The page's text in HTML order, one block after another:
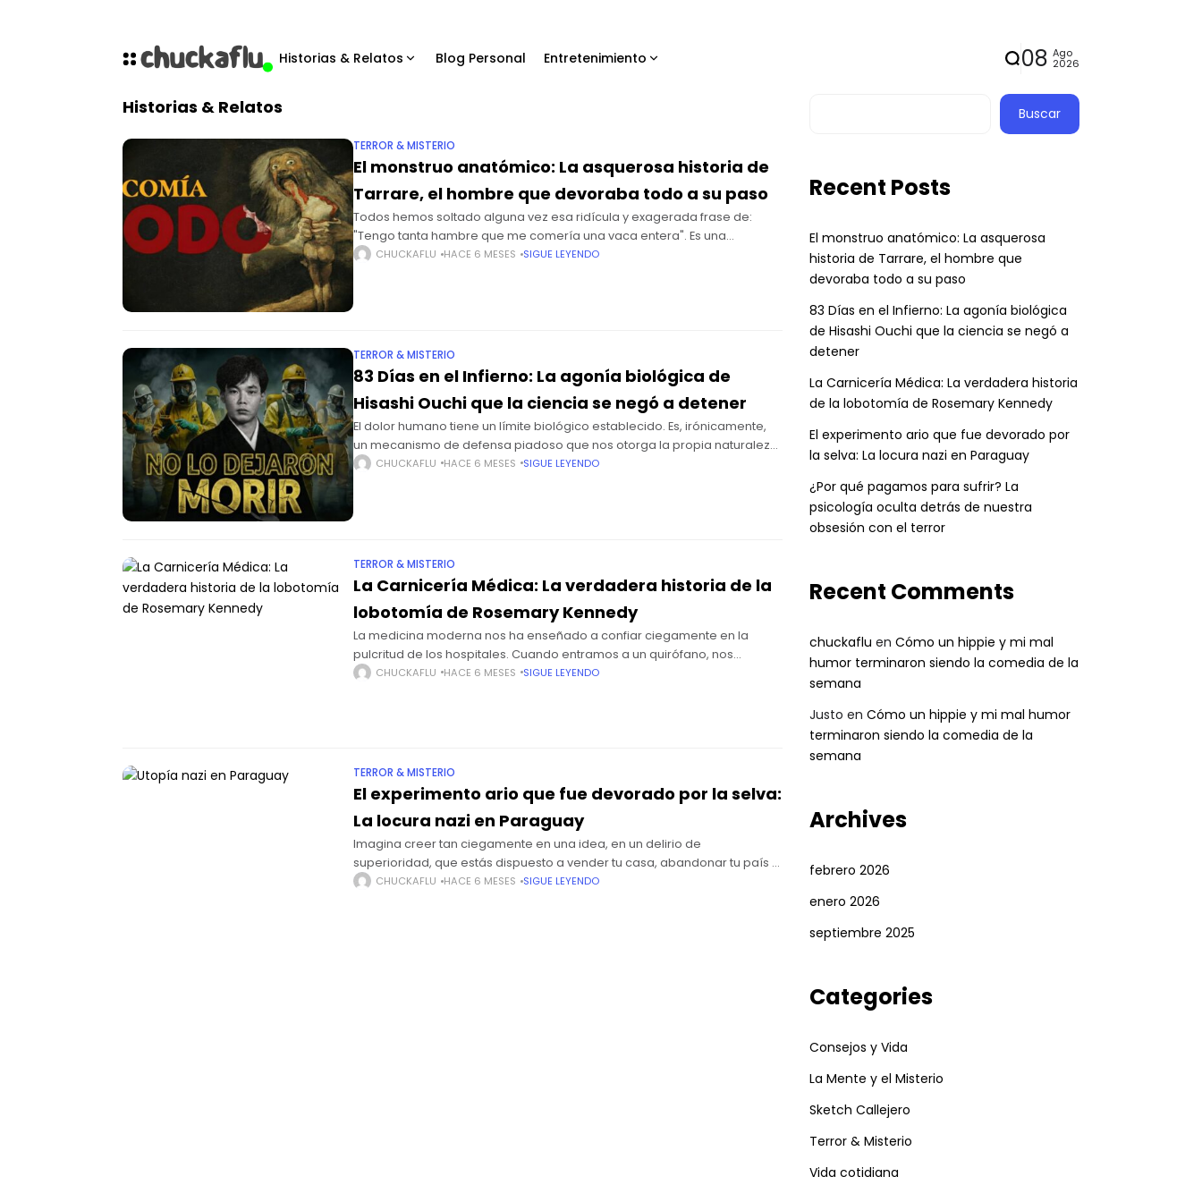
Historias & Relatos Blog Personal Entretenimiento 08 Ago
2026
Historias & Relatos
TERROR & MISTERIO
El monstruo anatómico: La asquerosa historia de
Tarrare, el hombre que devoraba todo a su paso
Todos hemos soltado alguna vez esa ridícula y exagerada frase de:
"Tengo tanta hambre que me comería una vaca entera". Es una
metáfora inofensiva que usamos cuando el almuerzo se
CHUCKAFLU HACE 6 MESES SIGUE LEYENDO
TERROR & MISTERIO
83 Días en el Infierno: La agonía biológica de
Hisashi Ouchi que la ciencia se negó a detener
El dolor humano tiene un límite biológico establecido. Es, irónicamente,
un mecanismo de defensa piadoso que nos otorga la propia naturaleza.
Cuando el sufrimiento físico se vuelve demasiado intenso, inmanejable
CHUCKAFLU HACE 6 MESES SIGUE LEYENDO
TERROR & MISTERIO
La Carnicería Médica: La verdadera historia de la
lobotomía de Rosemary Kennedy
La medicina moderna nos ha enseñado a confiar ciegamente en la
pulcritud de los hospitales. Cuando entramos a un quirófano, nos
tranquiliza el brillo del acero quirúrgico esterilizado, el pitido
CHUCKAFLU HACE 6 MESES SIGUE LEYENDO
TERROR & MISTERIO
El experimento ario que fue devorado por la selva:
La locura nazi en Paraguay
Imagina creer tan ciegamente en una idea, en un delirio de
superioridad, que estás dispuesto a vender tu casa, abandonar tu país y
arrastrar a tu familia al fin del
CHUCKAFLU HACE 6 MESES SIGUE LEYENDO
Buscar
Recent Posts
El monstruo anatómico: La asquerosa
historia de Tarrare, el hombre que
devoraba todo a su paso
83 Días en el Infierno: La agonía biológica
de Hisashi Ouchi que la ciencia se negó a
detener
La Carnicería Médica: La verdadera historia
de la lobotomía de Rosemary Kennedy
El experimento ario que fue devorado por
la selva: La locura nazi en Paraguay
¿Por qué pagamos para sufrir? La
psicología oculta detrás de nuestra
obsesión con el terror
Recent Comments
chuckaflu enCómo un hippie y mi mal
humor terminaron siendo la comedia de la
semana
Justo enCómo un hippie y mi mal humor
terminaron siendo la comedia de la
semana
Archives
febrero 2026
enero 2026
septiembre 2025
Categories
Consejos y Vida
La Mente y el Misterio
Sketch Callejero
Terror & Misterio
Vida cotidiana